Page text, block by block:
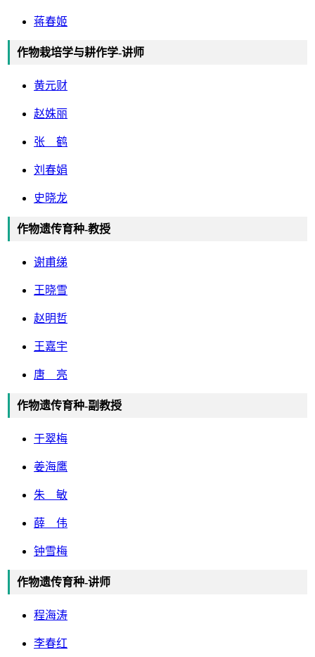
蒋春姬
作物栽培学与耕作学-讲师
黄元财
赵姝丽
张 鹤
刘春娟
史晓龙
作物遗传育种-教授
谢甫绨
王晓雪
赵明哲
王嘉宇
唐 亮
作物遗传育种-副教授
于翠梅
姜海鹰
朱 敏
薛 伟
钟雪梅
作物遗传育种-讲师
程海涛
李春红